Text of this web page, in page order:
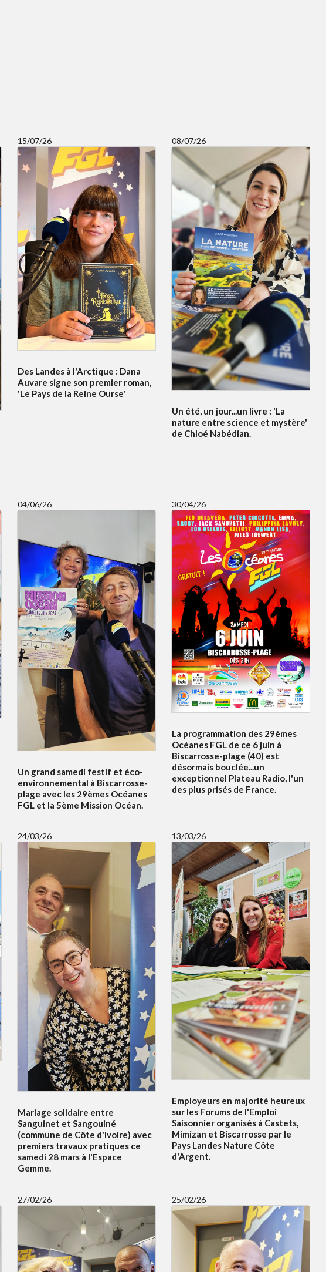
15/07/26
Des Landes à l'Arctique : Dana
Auvare signe son premier roman,
'Le Pays de la Reine Ourse'
08/07/26
Un été, un jour...un livre : 'La
nature entre science et mystère'
de Chloé Nabédian.
04/06/26
Un grand samedi festif et éco-
environnemental à Biscarrosse-
plage avec les 29èmes Océanes
FGL et la 5ème Mission Océan.
30/04/26
La programmation des 29èmes
Océanes FGL de ce 6 juin à
Biscarrosse-plage (40) est
désormais bouclée...un
exceptionnel Plateau Radio, l'un
des plus prisés de France.
24/03/26
Mariage solidaire entre
Sanguinet et Sangouiné
(commune de Côte d'Ivoire) avec
premiers travaux pratiques ce
samedi 28 mars à l'Espace
Gemme.
13/03/26
Employeurs en majorité heureux
sur les Forums de l'Emploi
Saisonnier organisés à Castets,
Mimizan et Biscarrosse par le
Pays Landes Nature Côte
d'Argent.
27/02/26 25/02/26